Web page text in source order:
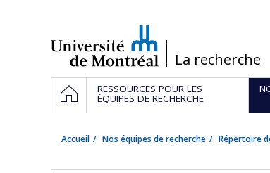
/La recherche
Navigation
principale
ACCUEILRESSOURCES POUR LES
ÉQUIPES DE RECHERCHE
Accueil Nos équipes de recherche Répertoire